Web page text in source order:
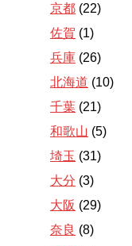
京都 (22)
佐賀 (1)
兵庫 (26)
北海道 (10)
千葉 (21)
和歌山 (5)
埼玉 (31)
大分 (3)
大阪 (29)
奈良 (8)